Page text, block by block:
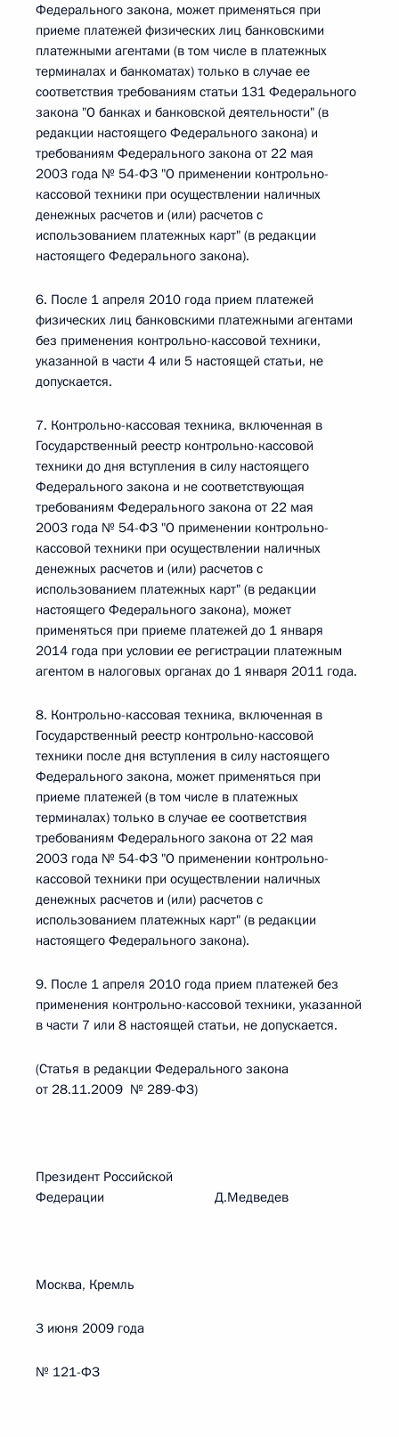
Федерального закона, может применяться при
приеме платежей физических лиц банковскими
платежными агентами (в том числе в платежных
терминалах и банкоматах) только в случае ее
соответствия требованиям статьи 131 Федерального
закона "О банках и банковской деятельности" (в
редакции настоящего Федерального закона) и
требованиям Федерального закона от 22 мая
2003 года № 54-ФЗ "О применении контрольно-
кассовой техники при осуществлении наличных
денежных расчетов и (или) расчетов с
использованием платежных карт" (в редакции
настоящего Федерального закона).
6. После 1 апреля 2010 года прием платежей
физических лиц банковскими платежными агентами
без применения контрольно-кассовой техники,
указанной в части 4 или 5 настоящей статьи, не
допускается.
7. Контрольно-кассовая техника, включенная в
Государственный реестр контрольно-кассовой
техники до дня вступления в силу настоящего
Федерального закона и не соответствующая
требованиям Федерального закона от 22 мая
2003 года № 54-ФЗ "О применении контрольно-
кассовой техники при осуществлении наличных
денежных расчетов и (или) расчетов с
использованием платежных карт" (в редакции
настоящего Федерального закона), может
применяться при приеме платежей до 1 января
2014 года при условии ее регистрации платежным
агентом в налоговых органах до 1 января 2011 года.
8. Контрольно-кассовая техника, включенная в
Государственный реестр контрольно-кассовой
техники после дня вступления в силу настоящего
Федерального закона, может применяться при
приеме платежей (в том числе в платежных
терминалах) только в случае ее соответствия
требованиям Федерального закона от 22 мая
2003 года № 54-ФЗ "О применении контрольно-
кассовой техники при осуществлении наличных
денежных расчетов и (или) расчетов с
использованием платежных карт" (в редакции
настоящего Федерального закона).
9. После 1 апреля 2010 года прием платежей без
применения контрольно-кассовой техники, указанной
в части 7 или 8 настоящей статьи, не допускается.
(Статья в редакции Федерального закона
от 28.11.2009 № 289-ФЗ)
Президент Российской
Федерации Д.Медведев
Москва, Кремль
3 июня 2009 года
№ 121-ФЗ